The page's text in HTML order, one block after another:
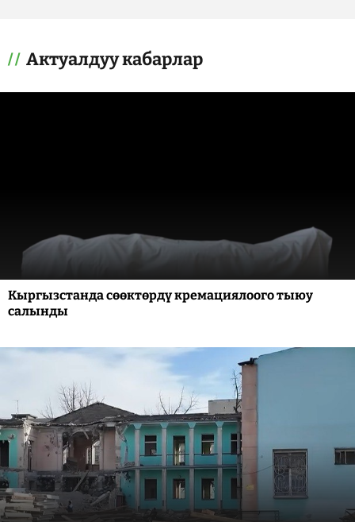
Актуалдуу кабарлар
Кыргызстанда сөөктөрдү кремациялоого тыюу
салынды